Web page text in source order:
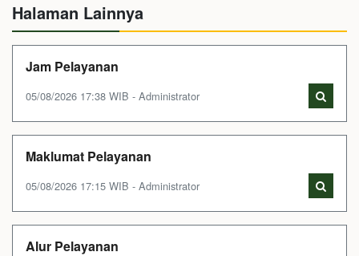
Halaman Lainnya
Jam Pelayanan
05/08/2026 17:38 WIB - Administrator
Maklumat Pelayanan
05/08/2026 17:15 WIB - Administrator
Alur Pelayanan